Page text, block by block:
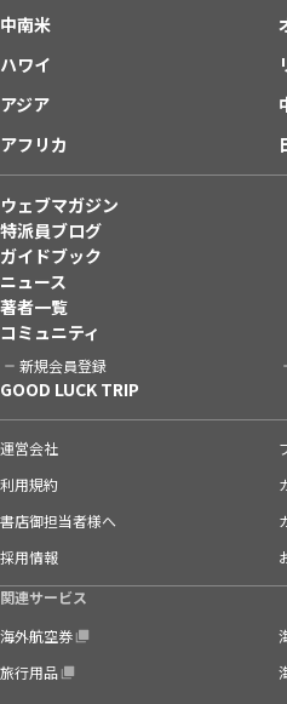
中南米
ハワイ
アジア
アフリカ
ウェブマガジン
特派員ブログ
ガイドブック
ニュース
著者一覧
コミュニティ
新規会員登録
GOOD LUCK TRIP
運営会社
利用規約
書店御担当者様へ
採用情報
関連サービス
海外航空券
旅行用品